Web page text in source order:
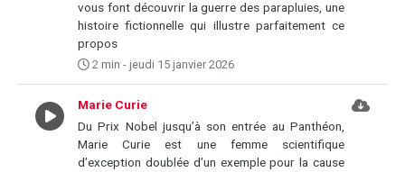
vous font découvrir la guerre des parapluies, une
histoire fictionnelle qui illustre parfaitement ce
propos
2 min - jeudi 15 janvier 2026
Marie Curie
Du Prix Nobel jusqu’à son entrée au Panthéon,
Marie Curie est une femme scientifique
d’exception doublée d’un exemple pour la cause